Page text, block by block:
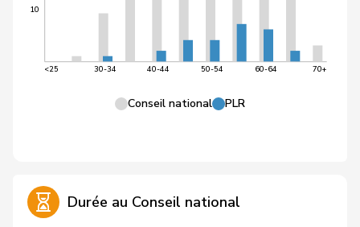
10
<25 30-34 40-44 50-54 60-64 70+
Conseil national PLR
Durée au Conseil national